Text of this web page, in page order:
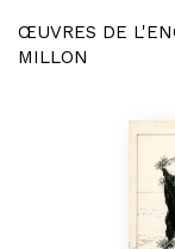
ŒUVRES DE
MILLON